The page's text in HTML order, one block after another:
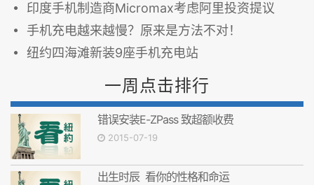
印度手机制造商Micromax考虑阿里投资提议
手机充电越来越慢？原来是方法不对！
纽约四海滩新装9座手机充电站
一周点击排行
错误安装E-ZPass 致超额收费
2015-07-19
出生时辰 看你的性格和命运